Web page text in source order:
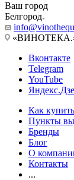
Ваш город
Белгород
«ВИНОТЕКА.»,
Вконтакте
Telegram
YouTube
Как купить
Пункты
Бренды
Блог
О
Контакты
...